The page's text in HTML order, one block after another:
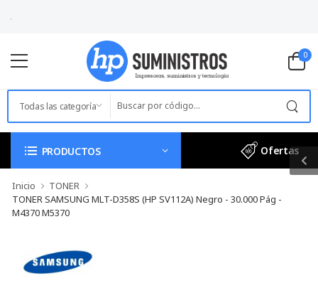
0
PRODUCTOS Ofertas
Inicio
TONER
TONER SAMSUNG MLT-D358S (HP SV112A) Negro - 30.000 Pág -
M4370 M5370